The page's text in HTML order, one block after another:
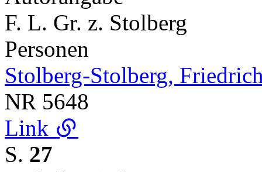
F. L. Gr. z. Stolberg
Personen
Stolberg-Stolberg,
NR 5648
Link
S. 27